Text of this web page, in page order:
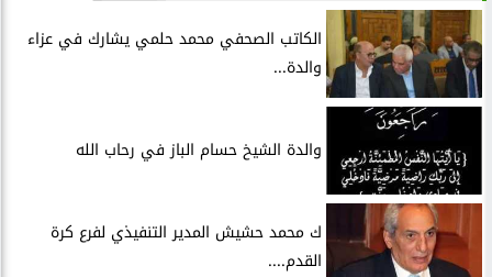
الكاتب الصحفي محمد حلمي يشارك في عزاء
والدة...
والدة الشيخ حسام الباز في رحاب الله
ك محمد حشيش المدير التنفيذي لفرع كرة
القدم....